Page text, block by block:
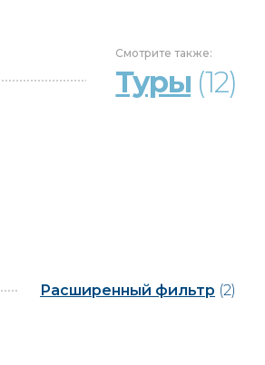
Смотрите также:
Туры (12)
Расширенный фильтр (2)